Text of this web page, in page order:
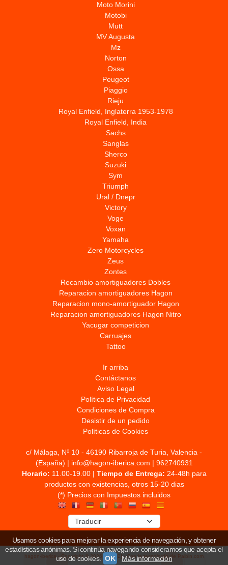
Moto Morini
Motobi
Mutt
MV Augusta
Mz
Norton
Ossa
Peugeot
Piaggio
Rieju
Royal Enfield, Inglaterra 1953-1978
Royal Enfield, India
Sachs
Sanglas
Sherco
Suzuki
Sym
Triumph
Ural / Dnepr
Victory
Voge
Voxan
Yamaha
Zero Motorcycles
Zeus
Zontes
Recambio amortiguadores Dobles
Reparacion amortiguadores Hagon
Reparacion mono-amortiguador Hagon
Reparacion amortiguadores Hagon Nitro
Yacugar competicion
Carruajes
Tattoo
Ir arriba
Contáctanos
Aviso Legal
Política de Privacidad
Condiciones de Compra
Desistir de un pedido
Políticas de Cookies
c/ Málaga, Nº 10 - 46190 Ribarroja de Turia, Valencia -
(España) | info@hagon-iberica.com | 962740931
Horario: 11.00-19.00 | Tiempo de Entrega: 24-48h para
productos con existencias, otros 15-20 dias
(*) Precios con Impuestos incluidos
hagon-iberica - Copyright © 2026 [17202] - Con la tecnología de Palbin.com
Usamos cookies para mejorar la experiencia de navegación, y obtener
estadísticas anónimas. Si continúa navegando consideramos que acepta el
uso de cookies. OK Más información